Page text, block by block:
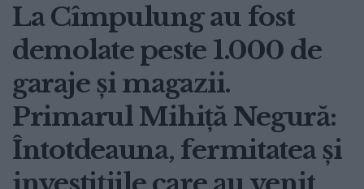
La Cîmpulung au fost
demolate peste 1.000 de
garaje și magazii.
Primarul Mihiță Negură:
Întotdeauna, fermitatea și